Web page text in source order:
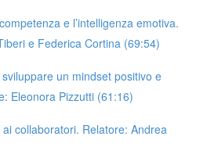
e l’intelligenza emotiva.
e Federica Cortina (69:54)
un mindset positivo e
Eleonora Pizzutti (61:16)
collaboratori. Relatore: Andrea